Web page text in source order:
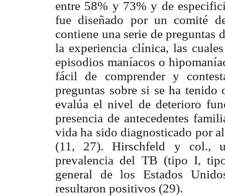
entre 58% y 73% y de
fue diseñado por un comité
contiene una serie de
la experiencia clínica, las
episodios maníacos o
fácil de comprender y
preguntas sobre si se ha
evalúa el nivel de deterioro
presencia de antecedentes
vida ha sido diagnosticado por
(11, 27). Hirschfeld y col.,
prevalencia del TB (tipo I,
general de los Estados
resultaron positivos (29).